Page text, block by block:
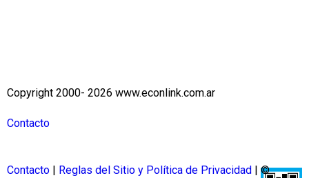
Copyright 2000- 2026 www.econlink.com.ar
Contacto
Contacto Reglas del Sitio y Política de Privacidad
| ©